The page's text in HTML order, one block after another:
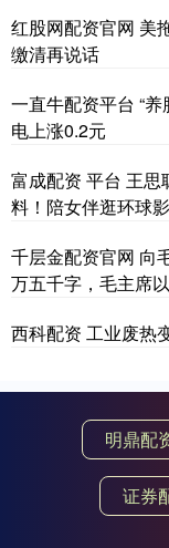
红股网配资官网 美
缴清再说话
一直牛配资平台 “
电上涨0.2元
富成配资 平台 王思
料！陪女伴逛环球
千层金配资官网 向
万五千字，毛主席
西科配资 工业废热
明鼎配
证券